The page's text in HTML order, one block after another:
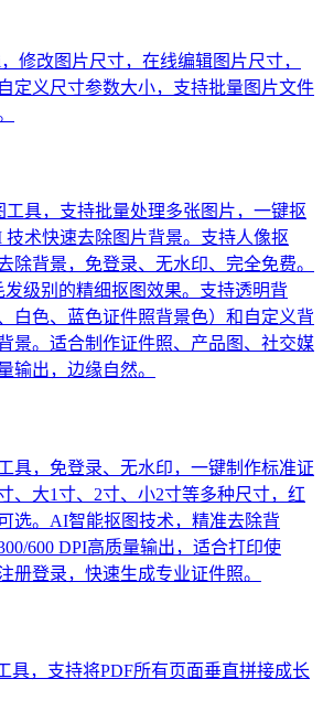
修改图片尺寸，在线编辑图片尺寸，
定义尺寸参数大小，支持批量图片文件
具，支持批量处理多张图片，一键抠
技术快速去除图片背景。支持人像抠
除背景，免登录、无水印、完全免费。
级别的精细抠图效果。支持透明背
白色、蓝色证件照背景色）和自定义背
景。适合制作证件照、产品图、社交媒
输出，边缘自然。
具，免登录、无水印，一键制作标准证
、大1寸、2寸、小2寸等多种尺寸，红
选。AI智能抠图技术，精准去除背
600 DPI高质量输出，适合打印使
册登录，快速生成专业证件照。
具，支持将PDF所有页面垂直拼接成长